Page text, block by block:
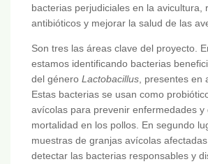
bacterias perjudiciales en la avicultura,
antibióticos y mejorar la salud de las
Son tres las áreas clave del proyecto.
estamos identificando bacterias
del género Lactobacillus, presentes en
Estas bacterias se usan como
avícolas para prevenir enfermedades y
mortalidad en los pollos. En segundo
muestras de granjas avícolas
detectar las bacterias responsables y